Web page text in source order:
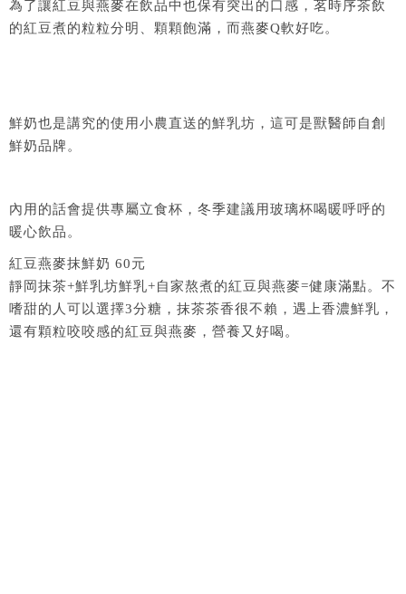
為了讓紅豆與燕麥在飲品中也保有突出的口感，茗時序茶飲
的紅豆煮的粒粒分明、顆顆飽滿，而燕麥Q軟好吃。
鮮奶也是講究的使用小農直送的鮮乳坊，這可是獸醫師自創
鮮奶品牌。
內用的話會提供專屬立食杯，冬季建議用玻璃杯喝暖呼呼的
暖心飲品。
紅豆燕麥抹鮮奶 60元
靜岡抹茶+鮮乳坊鮮乳+自家熬煮的紅豆與燕麥=健康滿點。不
嗜甜的人可以選擇3分糖，抹茶茶香很不賴，遇上香濃鮮乳，
還有顆粒咬咬感的紅豆與燕麥，營養又好喝。